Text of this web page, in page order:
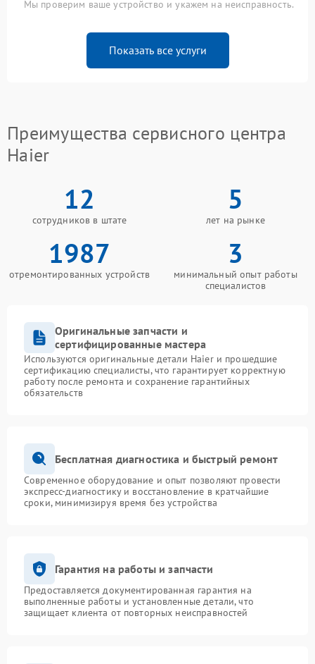
Мы проверим ваше устройство и укажем на неисправность.
Показать все услуги
Преимущества сервисного центра
Haier
12
сотрудников в штате
5
лет на рынке
1987
отремонтированных устройств
3
минимальный опыт работы
специалистов
Оригинальные запчасти и
сертифицированные мастера
Используются оригинальные детали Haier и прошедшие
сертификацию специалисты, что гарантирует корректную
работу после ремонта и сохранение гарантийных
обязательств
Бесплатная диагностика и быстрый ремонт
Современное оборудование и опыт позволяют провести
экспресс-диагностику и восстановление в кратчайшие
сроки, минимизируя время без устройства
Гарантия на работы и запчасти
Предоставляется документированная гарантия на
выполненные работы и установленные детали, что
защищает клиента от повторных неисправностей